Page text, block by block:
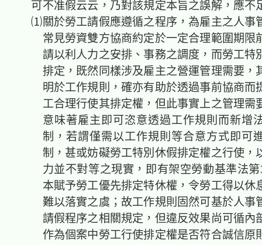
可不准假云云，乃對該規定本旨之誤解，應不
⑴關於勞工請假應遵循之程序，為雇主之人事
常見勞資雙方協商約定於一定合理範圍期限
請以利人力之安排、事務之調度，而勞工特
排定，既然同樣涉及雇主之營運管理需要，
明於工作規則，確亦有助於透過事前協商而
工合理行使其排定權，但此事實上之管理需
意味著雇主即可恣意透過工作規則而新增
制，若謂僅需以工作規則等合意方式即可
制，甚或妨礙勞工特別休假排定權之行使，
力並不對等之現實，即有架空勞動基準法
本賦予勞工優先排定特休權，令勞工得以休
難以落實之虞；故工作規則固然可基於人事
請假程序之相關規定，但違反效果尚可循內
作為個案中勞工行使排定權是否符合誠信原